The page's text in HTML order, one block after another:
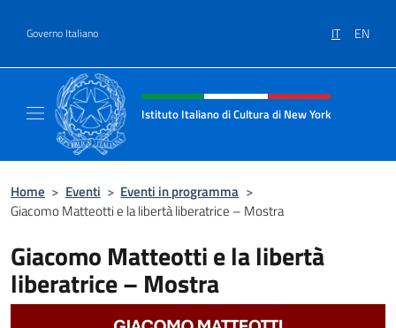
Governo Italiano IT EN
Intestazione sito, social e menù
Istituto Italiano di Cultura di New York
Home > Eventi > Eventi in programma >
Giacomo Matteotti e la libertà liberatrice – Mostra
Giacomo Matteotti e la libertà
liberatrice – Mostra